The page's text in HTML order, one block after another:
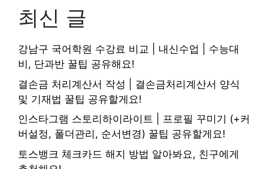
최신 글
강남구 국어학원 수강료 비교 | 내신수업 | 수능대
비, 단과반 꿀팁 공유해요!
결손금 처리계산서 작성 | 결손금처리계산서 양식
및 기재법 꿀팁 공유할게요!
인스타그램 스토리하이라이트 | 프로필 꾸미기 (+커
버설정, 폴더관리, 순서변경) 꿀팁 공유할게요!
토스뱅크 체크카드 해지 방법 알아봐요, 친구에게